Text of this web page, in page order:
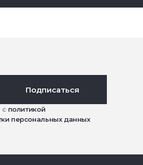
Подписаться
с политикой
персональных данных